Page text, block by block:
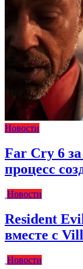
Новости
Far Cry 6
процесс
Новости
Resident
вместе с
Новости